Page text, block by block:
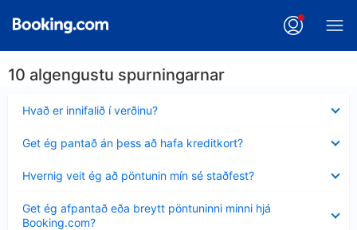
10 algengustu spurningarnar
Hvað er innifalið í verðinu?
sýnt
Get ég pantað án þess að hafa kreditkort?
sýnt
Hvernig veit ég að pöntunin mín sé staðfest?
sýnt
Get ég afpantað eða breytt pöntuninni minni hjá
Booking.com?
sýnt